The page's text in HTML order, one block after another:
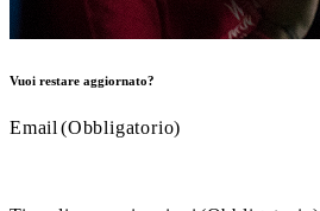
Vuoi restare aggiornato?
Email (Obbligatorio)